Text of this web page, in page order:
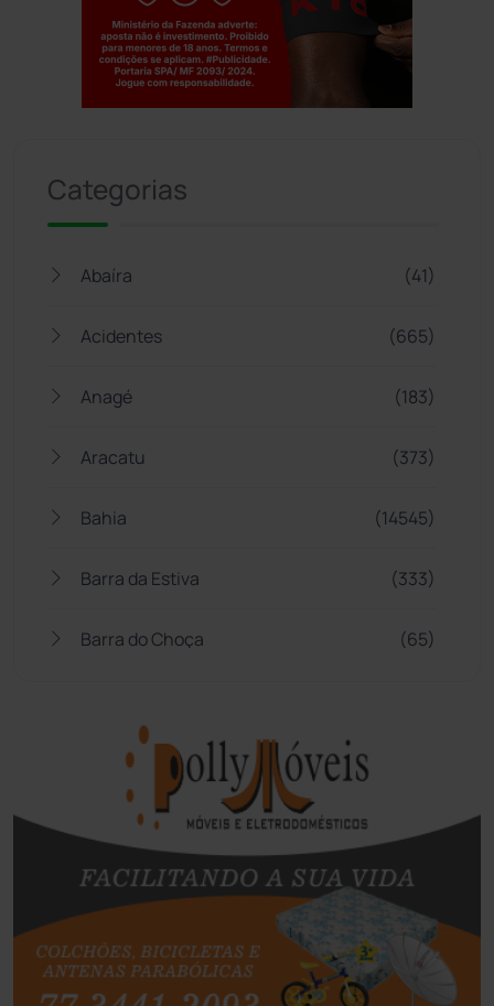
Categorias
Abaíra (41)
Acidentes (665)
Anagé (183)
Aracatu (373)
Bahia (14545)
Barra da Estiva (333)
Barra do Choça (65)
Bom Jesus da Lapa
Boquira
Botuporã (72)
Brasil (7680)